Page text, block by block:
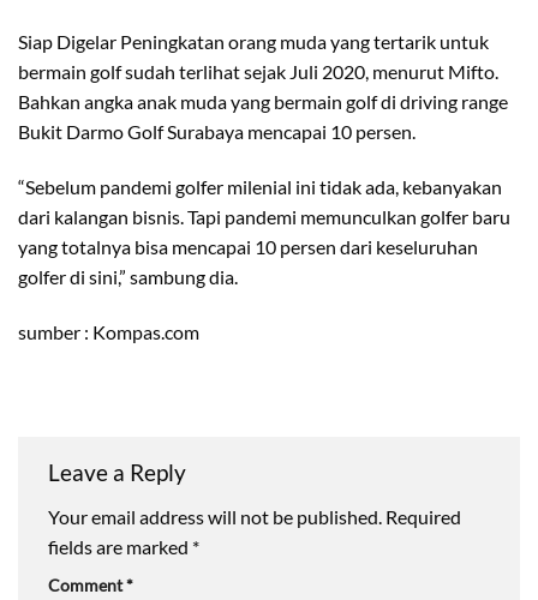
Siap Digelar Peningkatan orang muda yang tertarik untuk
bermain golf sudah terlihat sejak Juli 2020, menurut Mifto.
Bahkan angka anak muda yang bermain golf di driving range
Bukit Darmo Golf Surabaya mencapai 10 persen.
“Sebelum pandemi golfer milenial ini tidak ada, kebanyakan
dari kalangan bisnis. Tapi pandemi memunculkan golfer baru
yang totalnya bisa mencapai 10 persen dari keseluruhan
golfer di sini,” sambung dia.
sumber : Kompas.com
Leave a Reply
Your email address will not be published. Required
fields are marked *
Comment*